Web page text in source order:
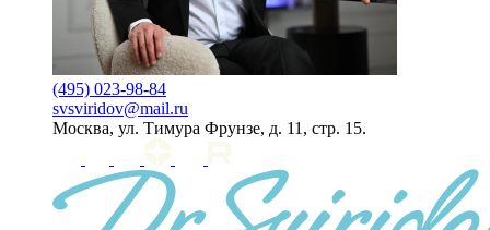
(495) 023-98-84
svsviridov@mail.ru
Москва, ул. Тимура Фрунзе, д. 11, стр. 15.